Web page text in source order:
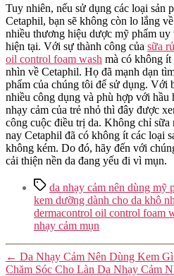
Tuy nhiên, nếu sử dụng các loại sản
Cetaphil, bạn sẽ không còn lo lắng
nhiều thương hiệu dược mỹ phẩm
hiện tại. Với sự thành công của sữa
oil control foam wash mà có không
nhìn về Cetaphil. Họ đã mạnh dạn
phẩm của chúng tôi để sử dụng. Với
nhiều công dụng và phù hợp với hầu
nhạy cảm của trẻ nhỏ thì đây được
công cuộc điều trị da. Không chỉ sữa
nay Cetaphil đã có không ít các loại
không kém. Do đó, hãy đến với
cải thiện nền da đang yếu đi vì mụn.
Tagsda nhạy cảm nên dùng mỹ
kem dưỡng dành cho da khô
dermacontrol oil control foam
nhạy cảm mụn
← Da Nhạy Cảm Nên Dùng Kem
Chăm Sóc Cho Làn Da Nhạy Cảm